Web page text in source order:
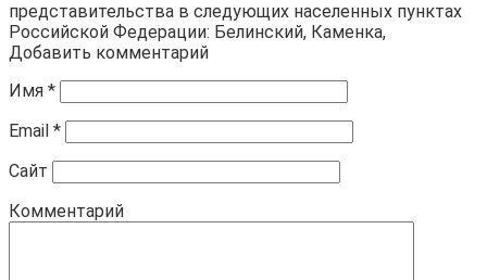
представительства в следующих населенных пунктах
Российской Федерации: Белинский, Каменка,
Добавить комментарий
Имя *
Email *
Сайт
Комментарий